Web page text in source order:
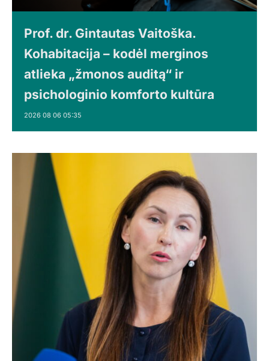
Prof. dr. Gintautas Vaitoška.
Kohabitacija – kodėl merginos
atlieka „žmonos auditą“ ir
psichologinio komforto kultūra
2026 08 06 05:35